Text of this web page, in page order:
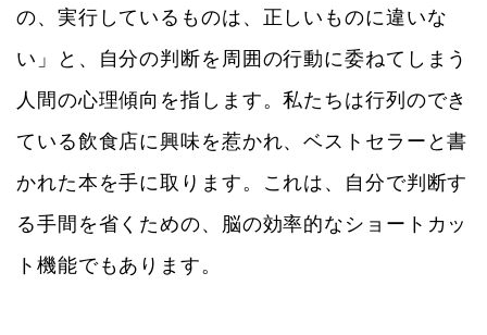
の、実行しているものは、正しいものに違いな
い」と、自分の判断を周囲の行動に委ねてしまう
人間の心理傾向を指します。私たちは行列のでき
ている飲食店に興味を惹かれ、ベストセラーと書
かれた本を手に取ります。これは、自分で判断す
る手間を省くための、脳の効率的なショートカッ
ト機能でもあります。